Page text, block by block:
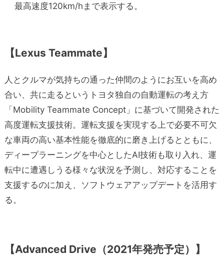
最高速度120km/hまで表示する。
【Lexus Teammate】
人とクルマが気持ちの通った仲間のようにお互いを高め
合い、共に走るというトヨタ独自の自動運転の考え方
「Mobility Teammate Concept」に基づいて開発された
高度運転支援技術。運転支援を実現する上で必要不可欠
な車両の高い基本性能を徹底的に磨き上げるとともに、
ディープラーニングを中心としたAI技術も取り入れ、運
転中に遭遇しうる様々な状況を予測し、対応することを
支援するのに加え、ソフトウェアアップデートを活用す
る。
【Advanced Drive（2021年発売予定）】